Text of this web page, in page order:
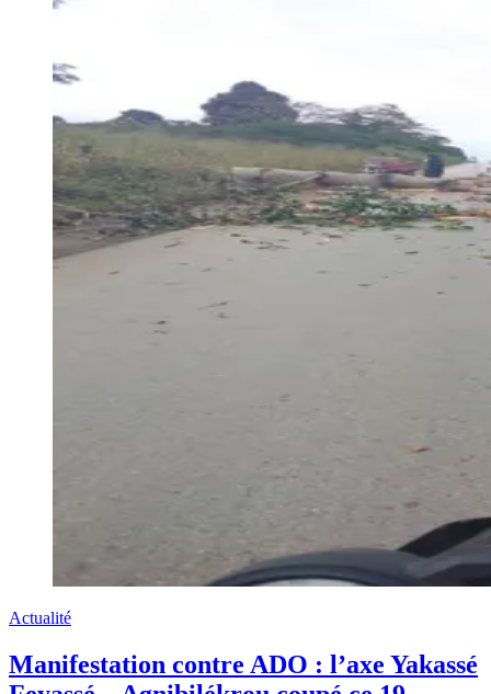
Actualité
Manifestation contre ADO : l’axe Yakassé